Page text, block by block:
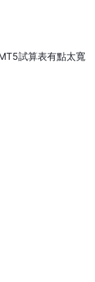
試算表有點太寬